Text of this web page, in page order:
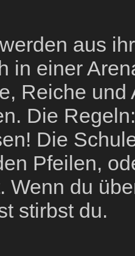
aus
in einer
Reiche
Die
Die
Pfeilen,
Wenn du
stirbst du.